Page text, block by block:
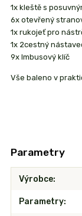
1x kleště s
6x otevřený
1x rukojeť pro
1x 2cestný
9x Imbusový klíč
Vše baleno v
Parametry
Výrobce
Parametry